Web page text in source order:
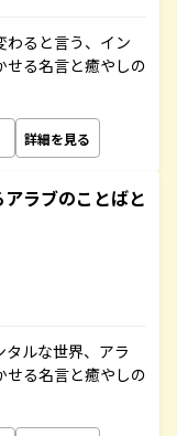
わると言う、イン
せる名言と癒やしの
詳細を見る
ラブのことばと
ルな世界、アラ
せる名言と癒やしの